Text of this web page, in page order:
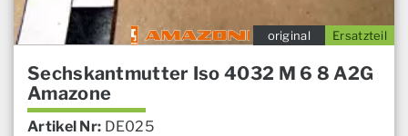
Ersatzteil
original
Sechskantmutter Iso 4032 M 6 8 A2G
Amazone
Artikel Nr: DE025